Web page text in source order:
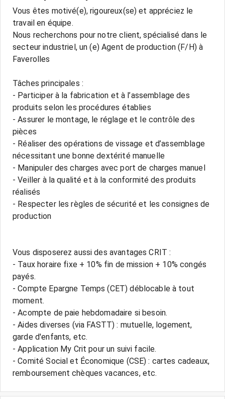
Vous êtes motivé(e), rigoureux(se) et appréciez le
travail en équipe.
Nous recherchons pour notre client, spécialisé dans le
secteur industriel, un (e) Agent de production (F/H) à
Faverolles
Tâches principales :
- Participer à la fabrication et à l’assemblage des
produits selon les procédures établies
- Assurer le montage, le réglage et le contrôle des
pièces
- Réaliser des opérations de vissage et d’assemblage
nécessitant une bonne dextérité manuelle
- Manipuler des charges avec port de charges manuel
- Veiller à la qualité et à la conformité des produits
réalisés
- Respecter les règles de sécurité et les consignes de
production
Vous disposerez aussi des avantages CRIT :
- Taux horaire fixe + 10% fin de mission + 10% congés
payés.
- Compte Epargne Temps (CET) déblocable à tout
moment.
- Acompte de paie hebdomadaire si besoin.
- Aides diverses (via FASTT) : mutuelle, logement,
garde d'enfants, etc.
- Application My Crit pour un suivi facile.
- Comité Social et Économique (CSE) : cartes cadeaux,